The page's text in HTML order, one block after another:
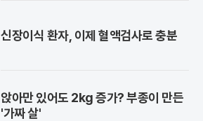
신장이식 환자, 이제 혈액검사로 충분
앉아만 있어도 2kg 증가? 부종이 만든
'가짜 살'